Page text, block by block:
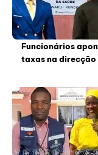
Funcionários
taxas na direcção